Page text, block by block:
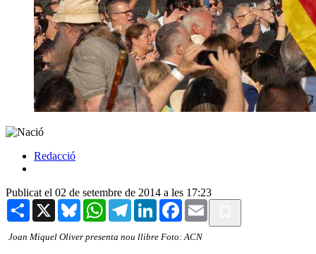
Redacció
Publicat el 02 de setembre de 2014 a les 17:23
Share X BlueskyWhatsAppTelegramLinkedInFacebook
Email
Joan Miquel Oliver presenta nou llibre Foto: ACN